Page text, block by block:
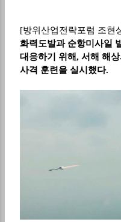
[방위산업전략포럼 조현
화력도발과 순항미사일
대응하기 위해, 서해 해
사격 훈련을 실시했다.